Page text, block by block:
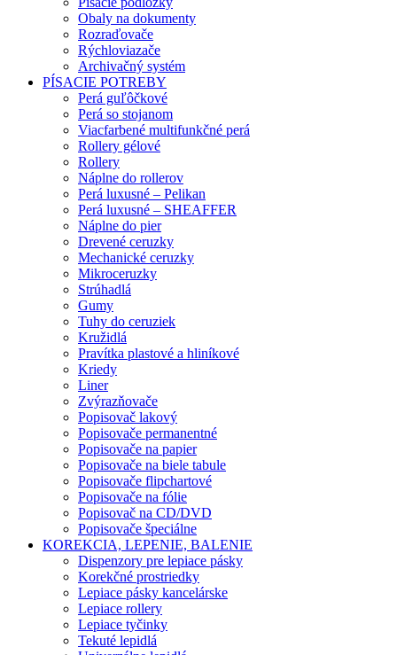
Obaly na dokumenty
Rozraďovače
Rýchloviazače
Archivačný systém
PÍSACIE POTREBY
Perá guľôčkové
Perá so stojanom
Viacfarbené multifunkčné perá
Rollery gélové
Rollery
Náplne do rollerov
Perá luxusné – Pelikan
Perá luxusné – SHEAFFER
Náplne do pier
Drevené ceruzky
Mechanické ceruzky
Mikroceruzky
Strúhadlá
Gumy
Tuhy do ceruziek
Kružidlá
Pravítka plastové a hliníkové
Kriedy
Liner
Zvýrazňovače
Popisovač lakový
Popisovače permanentné
Popisovače na papier
Popisovače na biele tabule
Popisovače flipchartové
Popisovače na fólie
Popisovač na CD/DVD
Popisovače špeciálne
KOREKCIA, LEPENIE, BALENIE
Dispenzory pre lepiace pásky
Korekčné prostriedky
Lepiace pásky kancelárske
Lepiace rollery
Lepiace tyčinky
Tekuté lepidlá